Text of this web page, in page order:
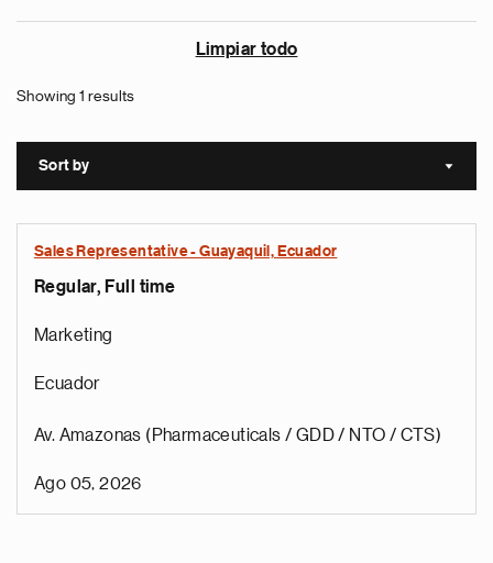
Limpiar todo
Showing 1 results
Sort by Sort
Sales Representative - Guayaquil, Ecuador
Regular, Full time
Marketing
Ecuador
Av. Amazonas (Pharmaceuticals / GDD / NTO / CTS)
Ago 05, 2026